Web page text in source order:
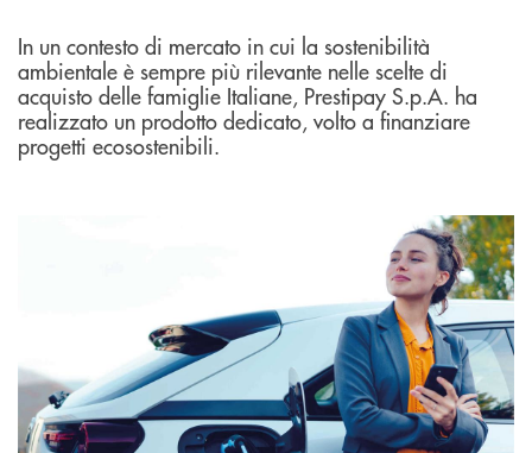
In un contesto di mercato in cui la sostenibilità
ambientale è sempre più rilevante nelle scelte di
acquisto delle famiglie Italiane, Prestipay S.p.A. ha
realizzato un prodotto dedicato, volto a finanziare
progetti ecosostenibili.